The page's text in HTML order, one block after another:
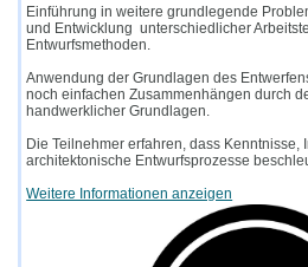
Einführung in weitere grundlegende
und Entwicklung unterschiedlicher
Entwurfsmethoden.
Anwendung der Grundlagen des
noch einfachen Zusammenhängen durch
handwerklicher Grundlagen.
Die Teilnehmer erfahren, dass Kenntnisse,
architektonische Entwurfsprozesse
Weitere Informationen anzeigen